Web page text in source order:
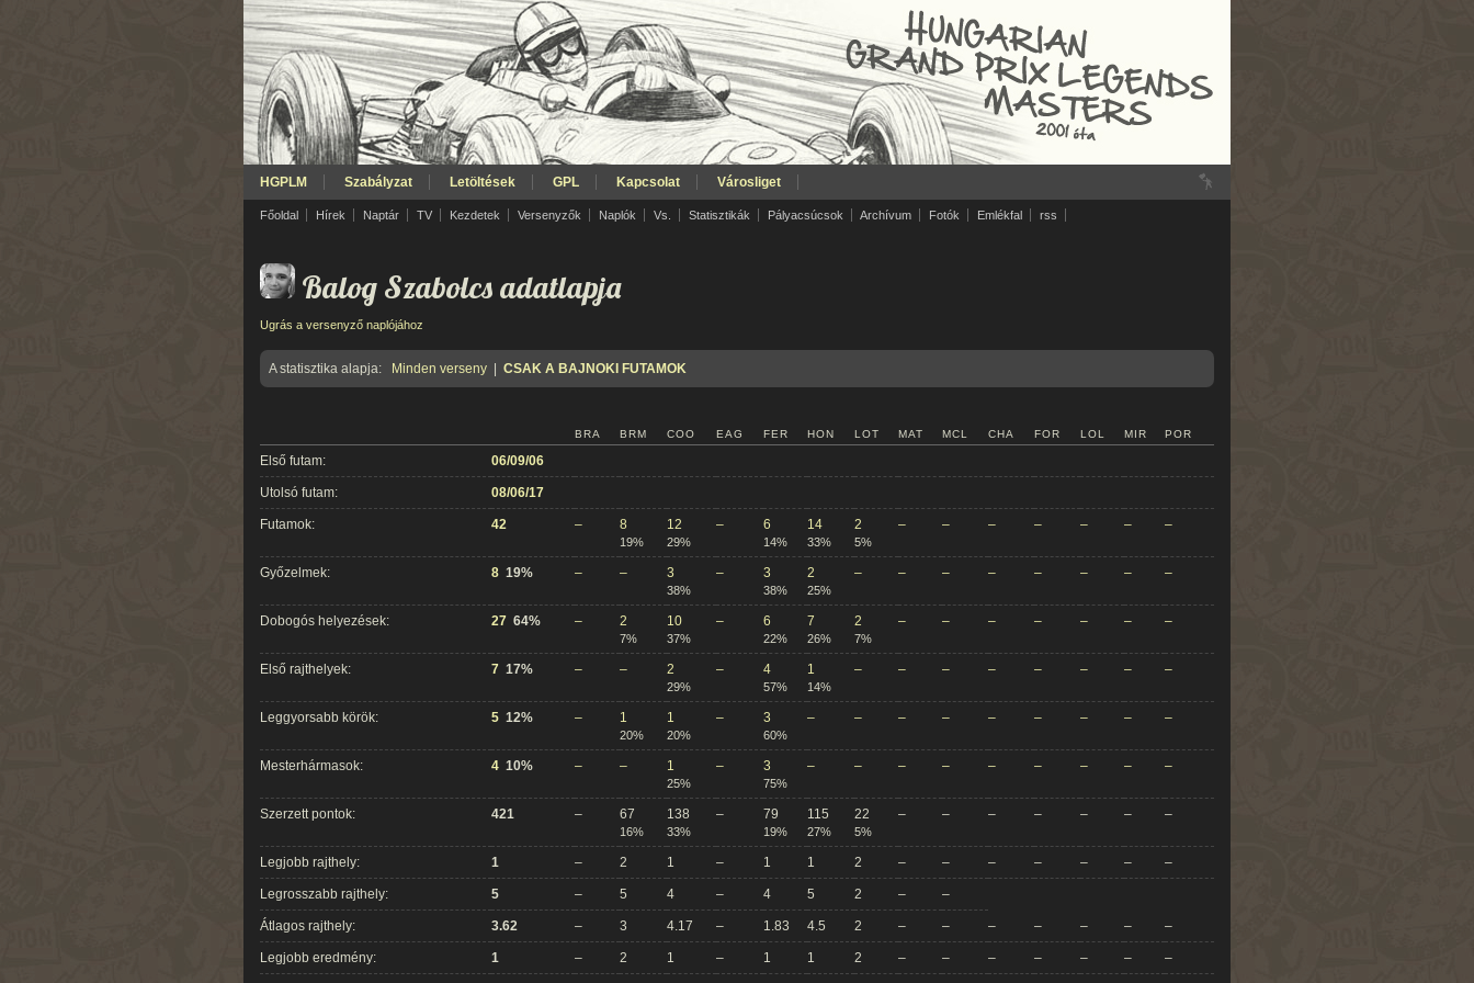
HGPLM Szabályzat Letöltések GPL Kapcsolat Városliget
Főoldal Hírek Naptár TV Kezdetek Versenyzők Naplók Vs. Statisztikák Pályacsúcsok Archívum Fotók Emlékfal rss
Balog Szabolcs adatlapja
Ugrás a versenyző naplójához
A statisztika alapja: Minden verseny CSAK A BAJNOKI FUTAMOK
BRA BRM COO EAG FER HON LOT MAT MCL CHA FOR LOL MIR POR
Első futam: 06/09/06
Utolsó futam: 08/06/17
Futamok: 42 – 8
19%
12
29%
– 6
14%
14
33%
2
5%
– – – – – – –
Győzelmek: 8 19% – – 3
38%
– 3
38%
2
25%
– – – – – – – –
Dobogós helyezések: 27 64% – 2
7%
10
37%
– 6
22%
7
26%
2
7%
– – – – – – –
Első rajthelyek: 7 17% – – 2
29%
– 4
57%
1
14%
– – – – – – – –
Leggyorsabb körök: 5 12% – 1
20%
1
20%
– 3
60%
– – – – – – – – –
Mesterhármasok: 4 10% – – 1
25%
– 3
75%
– – – – – – – – –
Szerzett pontok: 421 – 67
16%
138
33%
– 79
19%
115
27%
22
5%
– – – – – – –
Legjobb rajthely: 1 – 2 1 – 1 1 2 – – – – – – –
Legrosszabb rajthely: 5 – 5 4 – 4 5 2 – –
Átlagos rajthely: 3.62 – 3 4.17 – 1.83 4.5 2 – – – – – – –
Legjobb eredmény: 1 – 2 1 – 1 1 2 – – – – – – –